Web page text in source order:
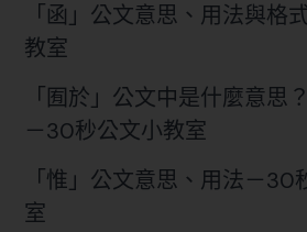
「函」公文意思、用法與格
教室
「囿於」公文中是什麼意思
－30秒公文小教室
「惟」公文意思、用法－30
室